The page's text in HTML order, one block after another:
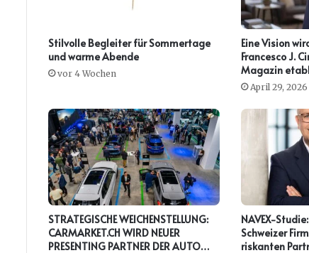
Stilvolle Begleiter für Sommertage
und warme Abende
vor 4 Wochen
Eine Vision
Francesco J.
Magazin
April 29, 2026
STRATEGISCHE WEICHENSTELLUNG:
CARMARKET.CH WIRD NEUER
PRESENTING PARTNER DER AUTO
NAVEX-
Schweizer
riskanten